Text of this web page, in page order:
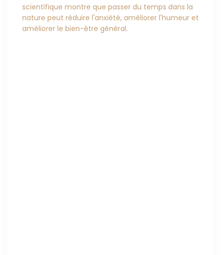
scientifique montre que passer du temps dans la
nature peut réduire l'anxiété, améliorer l'humeur et
améliorer le bien-être général.